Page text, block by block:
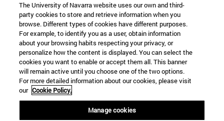
The University of Navarra website uses our own and third-
party cookies to store and retrieve information when you
browse. Different types of cookies have different purposes.
For example, to identify you as a user, obtain information
about your browsing habits respecting your privacy, or
personalize how the content is displayed. You can select the
cookies you want to enable or accept them all. This banner
will remain active until you choose one of the two options.
For more detailed information about our cookies, please visit
our Cookie Policy.
Manage cookies